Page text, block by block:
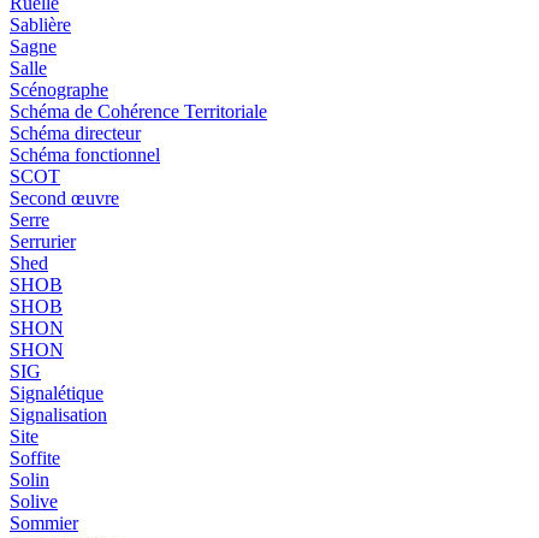
Sablière
Sagne
Salle
Scénographe
Schéma de Cohérence Territoriale
Schéma directeur
Schéma fonctionnel
SCOT
Second œuvre
Serre
Serrurier
Shed
SHOB
SHOB
SHON
SHON
SIG
Signalétique
Signalisation
Site
Soffite
Solin
Solive
Sommier